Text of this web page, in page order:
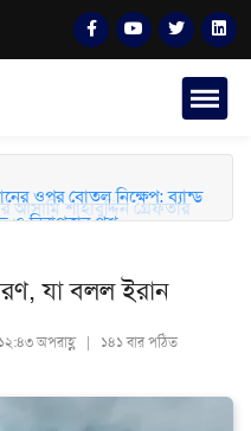
আসামি শাহাবুদ্দিন গ্রেফতার
যা বলল ইরান
অপরাহ্ণ | ১৪১ বার পঠিত